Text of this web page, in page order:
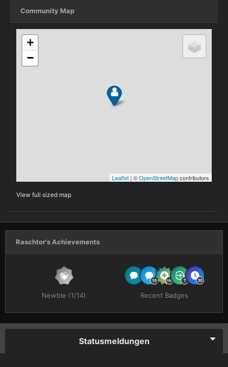
Community Map
View full sized map
Raschtor's Achievements
Newbie (1/14) Recent Badges
Statusmeldungen